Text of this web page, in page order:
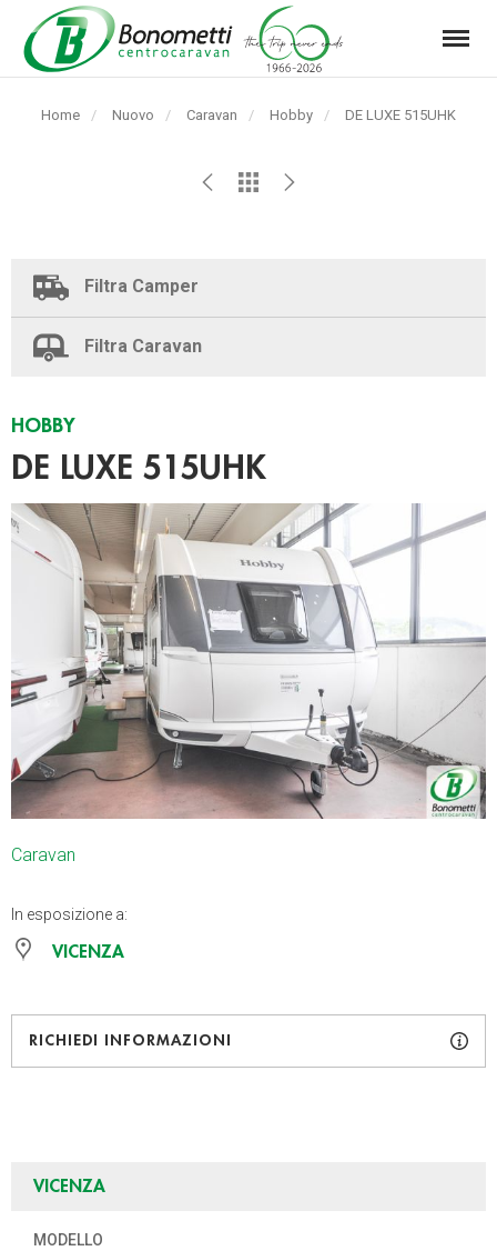
Automarket
Bonometti
Menu
Home Nuovo Caravan Hobby
Pagina
DE LUXE 515UHK
Filtra Camper
Filtra Caravan
HOBBY
DE LUXE 515UHK
Caravan
In esposizione a:
VICENZA
RICHIEDI INFORMAZIONI
VICENZA
MODELLO